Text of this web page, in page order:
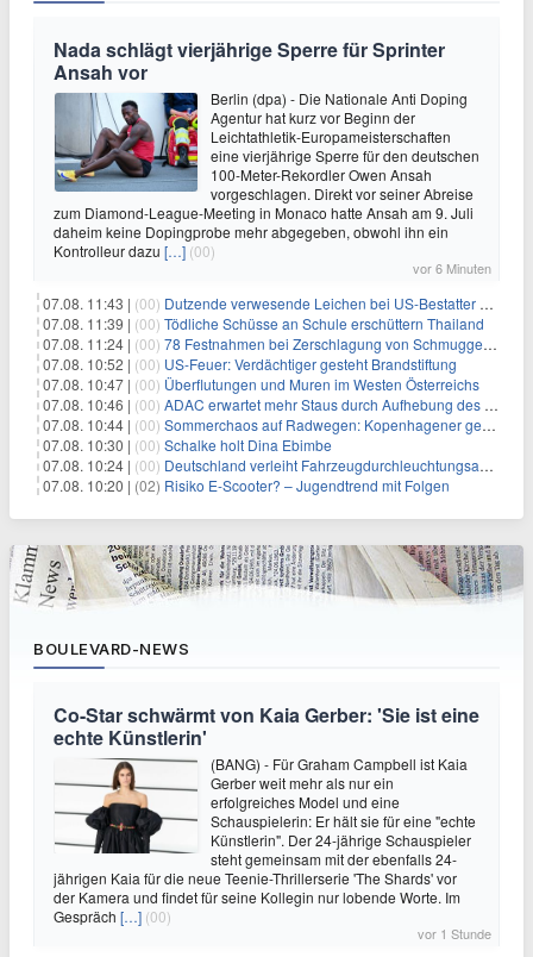
Nada schlägt vierjährige Sperre für Sprinter
Ansah vor
Berlin (dpa) - Die Nationale Anti Doping
Agentur hat kurz vor Beginn der
Leichtathletik-Europameisterschaften
eine vierjährige Sperre für den deutschen
100-Meter-Rekordler Owen Ansah
vorgeschlagen. Direkt vor seiner Abreise
zum Diamond-League-Meeting in Monaco hatte Ansah am 9. Juli
daheim keine Dopingprobe mehr abgegeben, obwohl ihn ein
Kontrolleur dazu […] (00)
vor 6 Minuten
07.08. 11:43 | (00) Dutzende verwesende Leichen bei US-Bestatter gefunden
07.08. 11:39 | (00) Tödliche Schüsse an Schule erschüttern Thailand
07.08. 11:24 | (00) 78 Festnahmen bei Zerschlagung von Schmuggelnetzwerk in Spanien
07.08. 10:52 | (00) US-Feuer: Verdächtiger gesteht Brandstiftung
07.08. 10:47 | (00) Überflutungen und Muren im Westen Österreichs
07.08. 10:46 | (00) ADAC erwartet mehr Staus durch Aufhebung des Lkw-Fahrverbots
07.08. 10:44 | (00) Sommerchaos auf Radwegen: Kopenhagener genervt von Touristen
07.08. 10:30 | (00) Schalke holt Dina Ebimbe
07.08. 10:24 | (00) Deutschland verleiht Fahrzeugdurchleuchtungsanlagen an Israel
07.08. 10:20 | (02) Risiko E-Scooter? – Jugendtrend mit Folgen
BOULEVARD-NEWS
Co-Star schwärmt von Kaia Gerber: 'Sie ist eine
echte Künstlerin'
(BANG) - Für Graham Campbell ist Kaia
Gerber weit mehr als nur ein
erfolgreiches Model und eine
Schauspielerin: Er hält sie für eine "echte
Künstlerin". Der 24-jährige Schauspieler
steht gemeinsam mit der ebenfalls 24-
jährigen Kaia für die neue Teenie-Thrillerserie 'The Shards' vor
der Kamera und findet für seine Kollegin nur lobende Worte. Im
Gespräch […] (00)
vor 1 Stunde